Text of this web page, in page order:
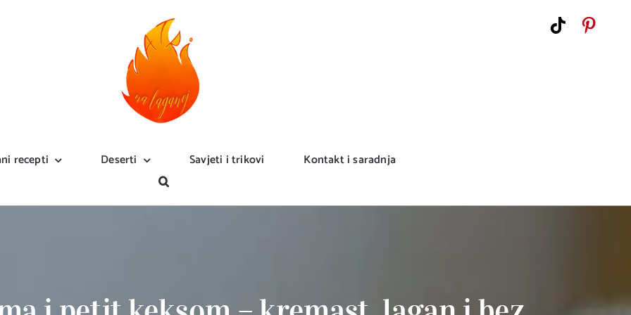
recepti Deserti Savjeti i trikovi Kontakt i saradnja